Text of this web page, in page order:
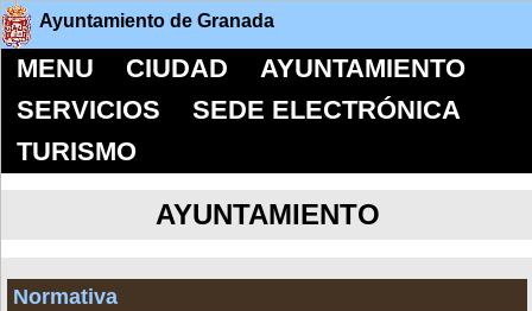
Ayuntamiento de Granada
MENU CIUDAD
AYUNTAMIENTO
SERVICIOS
SEDE ELECTRÓNICA
TURISMO
AYUNTAMIENTO
Normativa